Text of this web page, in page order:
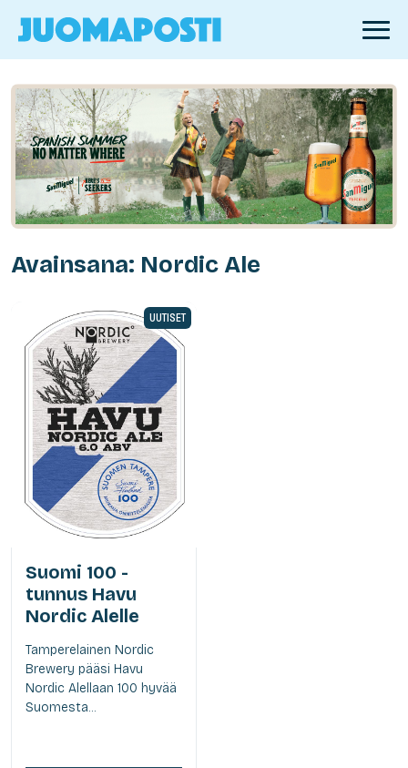
Avainsana: Nordic Ale
UUTISET
Suomi 100 -
tunnus Havu
Nordic Alelle
Tamperelainen Nordic
Brewery pääsi Havu
Nordic Alellaan 100 hyvää
Suomesta...